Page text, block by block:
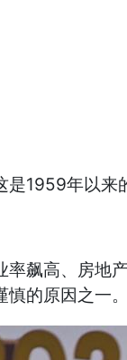
1959年以来
飙高、房
的原因之一。